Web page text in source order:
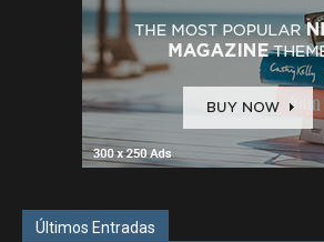
Últimos Entradas